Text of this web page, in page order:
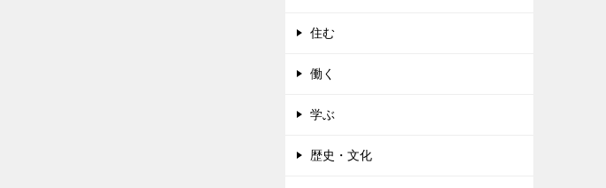
住む
働く
学ぶ
歴史・文化